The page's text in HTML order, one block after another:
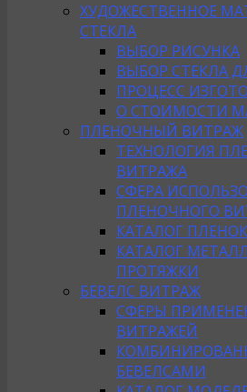
ХУДОЖЕСТВЕННОЕ
СТЕКЛА
ВЫБОР РИСУНКА
ВЫБОР СТЕКЛА
ПРОЦЕСС
О СТОИМОСТИ
ПЛЕНОЧНЫЙ ВИТРАЖ
ТЕХНОЛОГИЯ
ВИТРАЖА
СФЕРА
ПЛЕНОЧНОГО
КАТАЛОГ
КАТАЛОГ
ПРОТЯЖКИ
БЕВЕЛС ВИТРАЖ
СФЕРЫ
ВИТРАЖЕЙ
БЕВЕЛСАМИ